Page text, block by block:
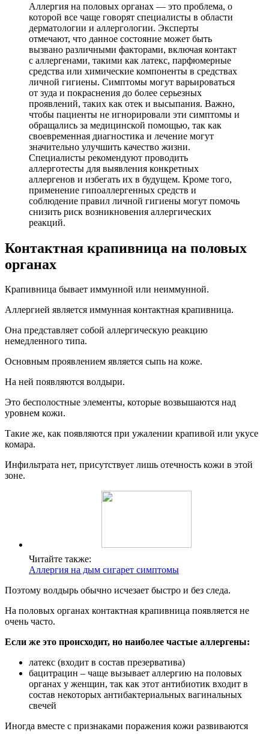
Аллергия на половых органах — это проблема, о
которой все чаще говорят специалисты в области
дерматологии и аллергологии. Эксперты
отмечают, что данное состояние может быть
вызвано различными факторами, включая контакт
с аллергенами, такими как латекс, парфюмерные
средства или химические компоненты в средствах
личной гигиены. Симптомы могут варьироваться
от зуда и покраснения до более серьезных
проявлений, таких как отек и высыпания. Важно,
чтобы пациенты не игнорировали эти симптомы и
обращались за медицинской помощью, так как
своевременная диагностика и лечение могут
значительно улучшить качество жизни.
Специалисты рекомендуют проводить
аллерготесты для выявления конкретных
аллергенов и избегать их в будущем. Кроме того,
применение гипоаллергенных средств и
соблюдение правил личной гигиены могут помочь
снизить риск возникновения аллергических
реакций.
Контактная крапивница на половых
органах
Крапивница бывает иммунной или неиммунной.
Аллергией является иммунная контактная крапивница.
Она представляет собой аллергическую реакцию
немедленного типа.
Основным проявлением является сыпь на коже.
На ней появляются волдыри.
Это бесполостные элементы, которые возвышаются над
уровнем кожи.
Такие же, как появляются при ужалении крапивой или укусе
комара.
Инфильтрата нет, присутствует лишь отечность кожи в этой
зоне.
Читайте также:
Аллергия на дым сигарет симптомы
Поэтому волдырь обычно исчезает быстро и без следа.
На половых органах контактная крапивница появляется не
очень часто.
Если же это происходит, но наиболее частые аллергены:
латекс (входит в состав презерватива)
бацитрацин – чаще вызывает аллергию на половых
органах у женщин, так как этот антибиотик входит в
состав некоторых антибактериальных вагинальных
свечей
Иногда вместе с признаками поражения кожи развиваются